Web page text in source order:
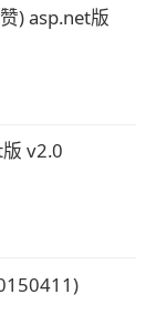
) asp.net版
v2.0